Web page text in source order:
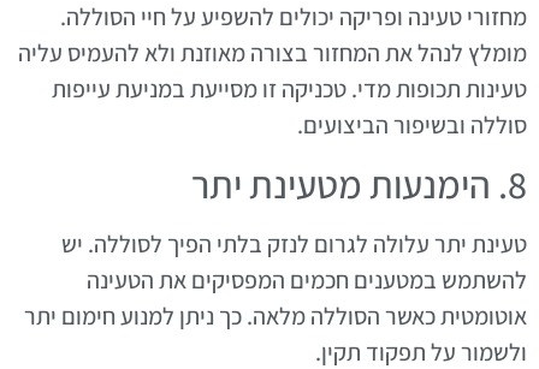
מחזורי טעינה ופריקה יכולים להשפיע על חיי הסוללה.
מומלץ לנהל את המחזור בצורה מאוזנת ולא להעמיס עליה
טעינות תכופות מדי. טכניקה זו מסייעת במניעת עייפות
סוללה ובשיפור הביצועים.
8. הימנעות מטעינת יתר
טעינת יתר עלולה לגרום לנזק בלתי הפיך לסוללה. יש
להשתמש במטענים חכמים המפסיקים את הטעינה
אוטומטית כאשר הסוללה מלאה. כך ניתן למנוע חימום יתר
ולשמור על תפקוד תקין.